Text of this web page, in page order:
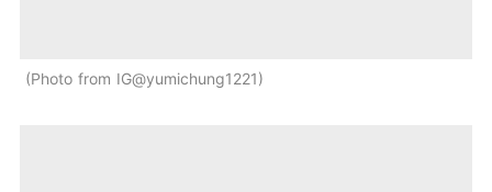
Photo from IG@yumichung1221